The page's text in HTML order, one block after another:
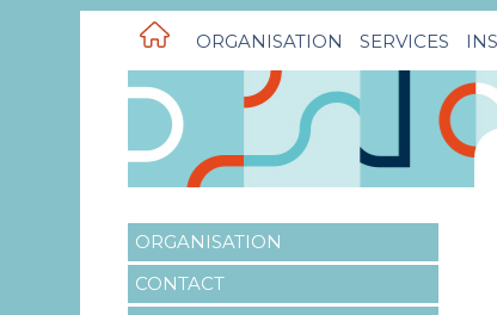
ORGANISATION SERVICES
ORGANISATION
CONTACT